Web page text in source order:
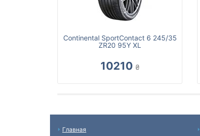
Continental SportContact 6 245/35
ZR20 95Y XL
10210 ₴
Главная